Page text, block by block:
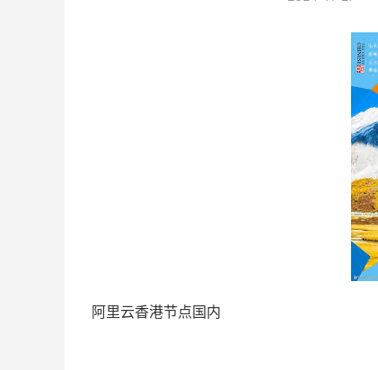
阿里云香港节点国内